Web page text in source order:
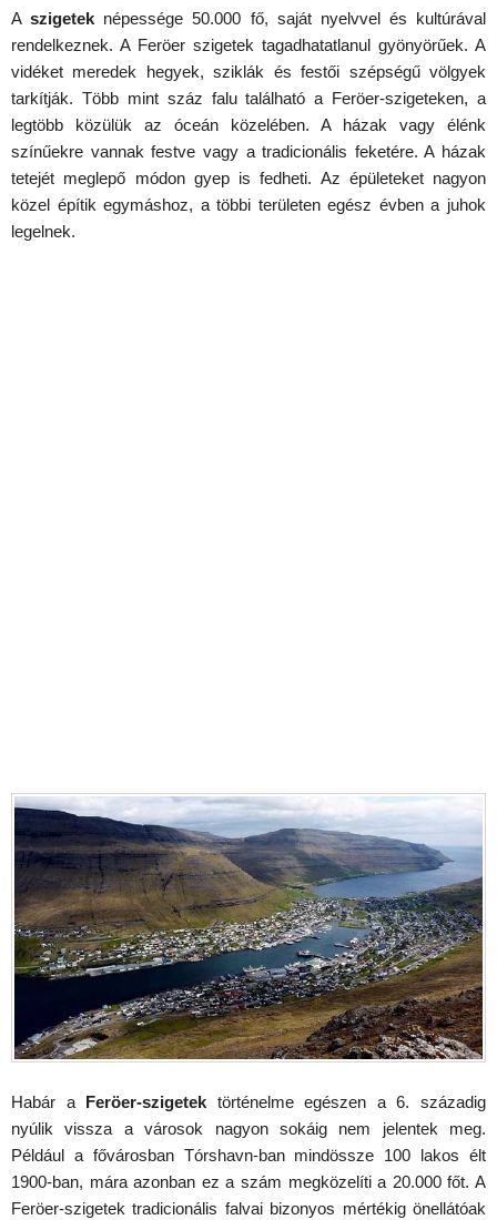
Aszigetek népessége 50.000 fő, saját nyelvvel és kultúrával
rendelkeznek. A Feröer szigetek tagadhatatlanul gyönyörűek. A
vidéket meredek hegyek, sziklák és festői szépségű völgyek
tarkítják. Több mint száz falu található a Feröer-szigeteken, a
legtöbb közülük az óceán közelében. A házak vagy élénk
színűekre vannak festve vagy a tradicionális feketére. A házak
tetejét meglepő módon gyep is fedheti. Az épületeket nagyon
közel építik egymáshoz, a többi területen egész évben a juhok
legelnek.
Habár a Feröer-szigetek történelme egészen a 6. századig
nyúlik vissza a városok nagyon sokáig nem jelentek meg.
Például a fővárosban Tórshavn-ban mindössze 100 lakos élt
1900-ban, mára azonban ez a szám megközelíti a 20.000 főt. A
Feröer-szigetek tradicionális falvai bizonyos mértékig önellátóak